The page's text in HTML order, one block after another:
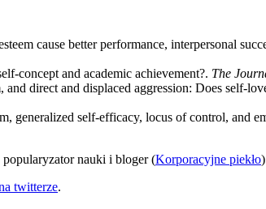
cause better performance, interpersonal
concept and academic achievement?. The
direct and displaced aggression: Does self-
generalized self-efficacy, locus of control, and
popularyzator nauki i bloger (Korporacyjne piekło
twitterze.